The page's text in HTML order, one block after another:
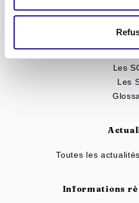
Simulateur
Les
Les
Toutes les
Informations